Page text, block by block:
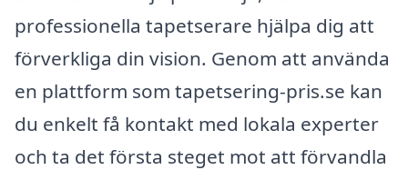
professionella tapetserare hjälpa dig att
förverkliga din vision. Genom att använda
en plattform som tapetsering-pris.se kan
du enkelt få kontakt med lokala experter
och ta det första steget mot att förvandla